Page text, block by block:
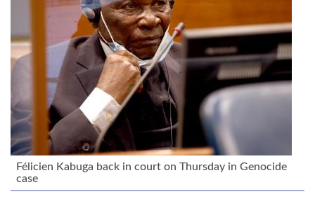
Félicien Kabuga back in court on Thursday in Genocide
case